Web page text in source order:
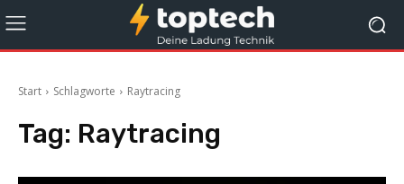
Start Schlagworte Raytracing
Tag: Raytracing